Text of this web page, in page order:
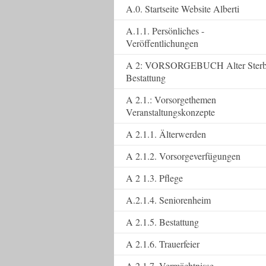
A.0. Startseite Website Alberti
A.1.1. Persönliches -
Veröffentlichungen
A 2: VORSORGEBUCH Alter
Bestattung
A 2.1.: Vorsorgethemen
Veranstaltungskonzepte
A 2.1.1. Älterwerden
A 2.1.2. Vorsorgeverfügungen
A 2 1.3. Pflege
A.2.1.4. Seniorenheim
A 2.1.5. Bestattung
A 2.1.6. Trauerfeier